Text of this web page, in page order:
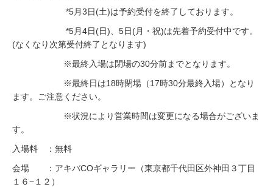
*5月3日(土)は予約受付を終了しております。
*5月4日(日)、5日(月・祝)は先着予約受付中です。
(なくなり次第受付終了となります)
※最終入場は閉場の30分前までとなります。
※最終日は18時閉場（17時30分最終入場）となり
ます。ご注意ください。
※状況により営業時間は変更になる場合がございま
す。
入場料 ：無料
会場 ：アキバCOギャラリー（東京都千代田区外神田３丁目
１６−１２）